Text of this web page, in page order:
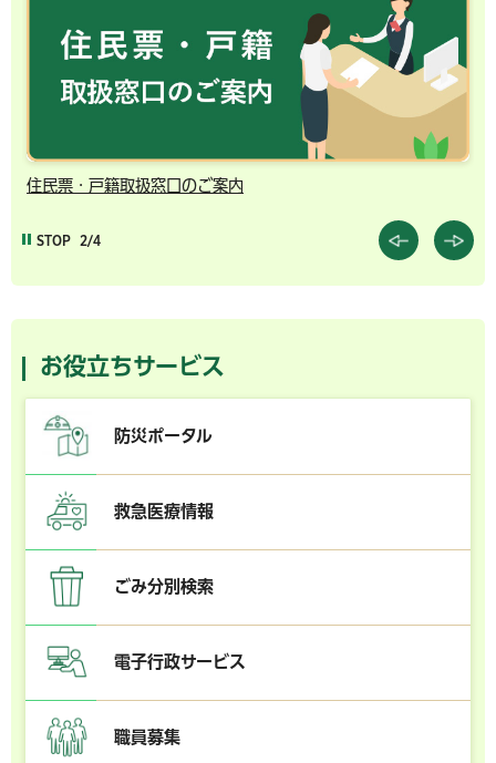
住民票・戸籍取扱窓口のご案内
STOP 2/4
お役立ちサービス
防災ポータル
救急医療情報
ごみ分別検索
電子行政サービス
職員募集